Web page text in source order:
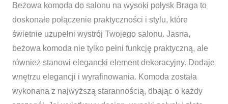
Beżowa komoda do salonu na wysoki połysk Braga to
doskonałe połączenie praktyczności i stylu, które
świetnie uzupełni wystrój Twojego salonu. Jasna,
beżowa komoda nie tylko pełni funkcję praktyczną, ale
również stanowi elegancki element dekoracyjny. Dodaje
wnętrzu elegancji i wyrafinowania. Komoda została
wykonana z najwyższą starannością, dbając o każdy